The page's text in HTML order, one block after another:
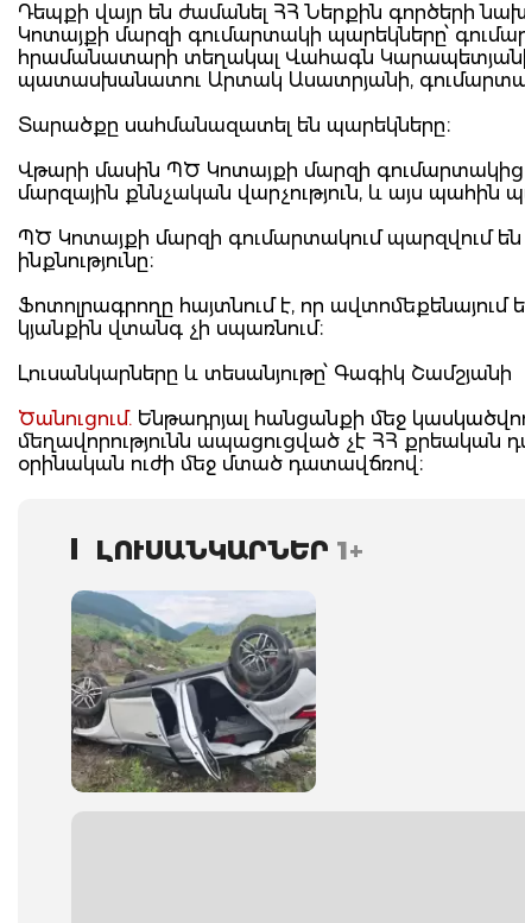
Դեպքի վայր են ժամանել ՀՀ Ներքին գործերի
Կոտայքի մարզի գումարտակի պարեկները՝
հրամանատարի տեղակալ Վահագն
պատասխանատու Արտակ Ասատրյանի,
Տարածքը սահմանազատել են պարեկները։
Վթարի մասին ՊԾ Կոտայքի մարզի գումարտակից
մարզային քննչական վարչություն, և այս պահին
ՊԾ Կոտայքի մարզի գումարտակում պարզվում
ինքնությունը։
Ֆոտոլրագրողը հայտնում է, որ ավտոմեքենայում
կյանքին վտանգ չի սպառնում։
Լուսանկարները և տեսանյութը՝ Գագիկ Շամշյանի
Ծանուցում. Ենթադրյալ հանցանքի մեջ
մեղավորությունն ապացուցված չէ ՀՀ
օրինական ուժի մեջ մտած դատավճռով։
ԼՈՒՍԱՆԿԱՐՆԵՐ 1+